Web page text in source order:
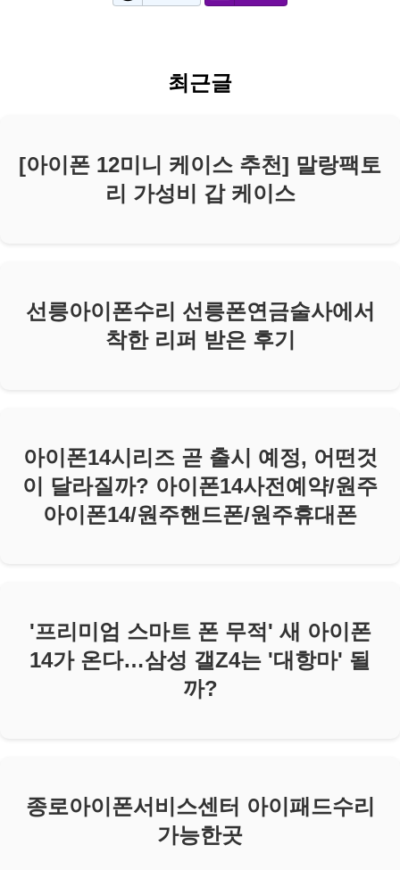
최근글
[아이폰 12미니 케이스 추천] 말랑팩토
리 가성비 갑 케이스
선릉아이폰수리 선릉폰연금술사에서
착한 리퍼 받은 후기
아이폰14시리즈 곧 출시 예정, 어떤것
이 달라질까? 아이폰14사전예약/원주
아이폰14/원주핸드폰/원주휴대폰
'프리미엄 스마트 폰 무적' 새 아이폰
14가 온다…삼성 갤Z4는 '대항마' 될
까?
종로아이폰서비스센터 아이패드수리
가능한곳